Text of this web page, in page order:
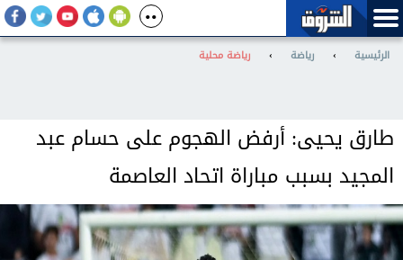
الرئيسية › رياضة › رياضة محلية
طارق يحيى: أرفض الهجوم على حسام عبد
المجيد بسبب مباراة اتحاد العاصمة